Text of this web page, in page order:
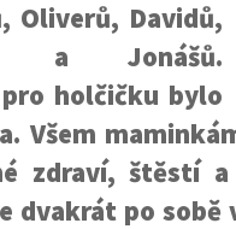
Oliverů, Davidů,
a Jonášů.
holčičku bylo
Všem
zdraví, štěstí
dvakrát po sobě